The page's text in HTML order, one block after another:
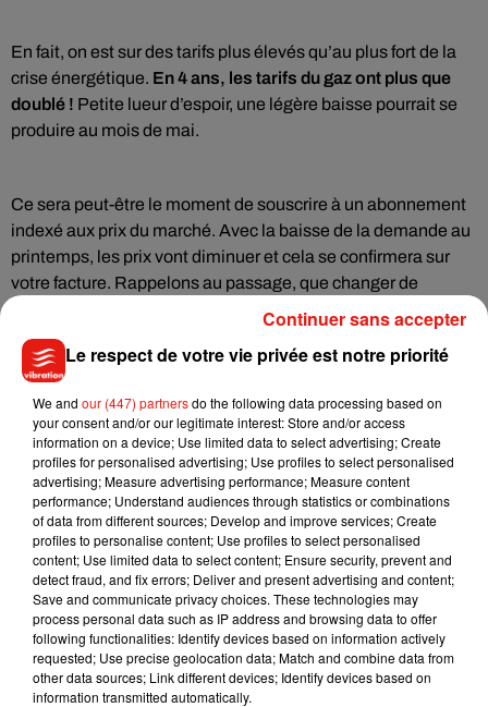
En fait, on est sur des tarifs plus élevés qu’au plus fort de la
crise énergétique. En 4 ans, les tarifs du gaz ont plus que
doublé ! Petite lueur d’espoir, une légère baisse pourrait se
produire au mois de mai.
Ce sera peut-être le moment de souscrire à un abonnement
indexé aux prix du marché. Avec la baisse de la demande au
printemps, les prix vont diminuer et cela se confirmera sur
votre facture. Rappelons au passage, que changer de
Musique
5 août 2026
Benny Blanco invite Selena Gomez et
Becky G sur son nouveau single
4 août 2026
Tiny Desk invite Charlie Puth pour une
live session solaire
Le respect de votre vie privée est notre priorité
We and our (447) partnersdo the following data processing based on
your consent and/or our legitimate interest: Store and/or access
information on a device; Use limited data to select advertising; Create
profiles for personalised advertising; Use profiles to select personalised
advertising; Measure advertising performance; Measure content
performance; Understand audiences through statistics or combinations
of data from different sources; Develop and improve services; Create
profiles to personalise content; Use profiles to select personalised
content; Use limited data to select content; Ensure security, prevent and
detect fraud, and fix errors; Deliver and present advertising and content;
Save and communicate privacy choices. These technologies may
process personal data such as IP address and browsing data to offer
following functionalities: Identify devices based on information actively
requested; Use precise geolocation data; Match and combine data from
other data sources; Link different devices; Identify devices based on
information transmitted automatically.
Continuer sans accepter